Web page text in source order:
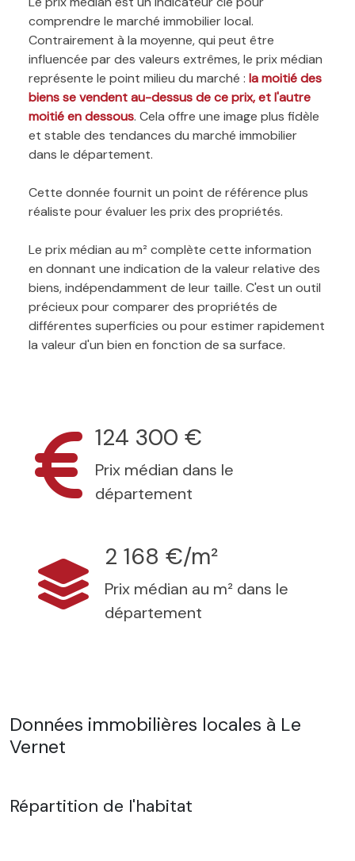
comprendre le marché immobilier local.
Contrairement à la moyenne, qui peut être
influencée par des valeurs extrêmes, le prix médian
représente le point milieu du marché : la moitié des
biens se vendent au-dessus de ce prix, et l'autre
moitié en dessous. Cela offre une image plus fidèle
et stable des tendances du marché immobilier
dans le département.
Cette donnée fournit un point de référence plus
réaliste pour évaluer les prix des propriétés.
Le prix médian au m² complète cette information
en donnant une indication de la valeur relative des
biens, indépendamment de leur taille. C'est un outil
précieux pour comparer des propriétés de
différentes superficies ou pour estimer rapidement
la valeur d'un bien en fonction de sa surface.
124 300 €
Prix médian dans le
département
2 168 €/m²
Prix médian au m² dans le
département
Données immobilières locales à Le
Vernet
Répartition de l'habitat